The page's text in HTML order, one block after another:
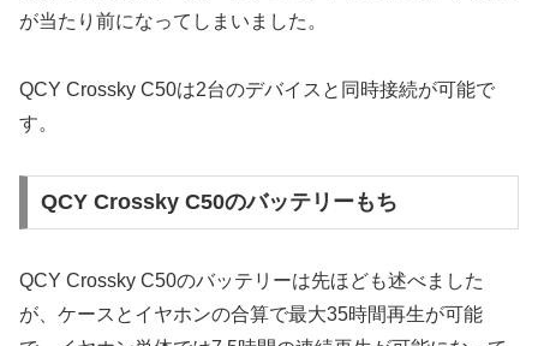
が当たり前になってしまいました。
QCY Crossky C50は2台のデバイスと同時接続が可能で
す。
QCY Crossky C50のバッテリーもち
QCY Crossky C50のバッテリーは先ほども述べました
が、ケースとイヤホンの合算で最大35時間再生が可能